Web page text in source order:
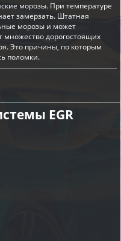
морозы. При температуре
замерзать. Штатная
морозы и может
множество дорогостоящих
Это причины, по которым
поломки.
EGR